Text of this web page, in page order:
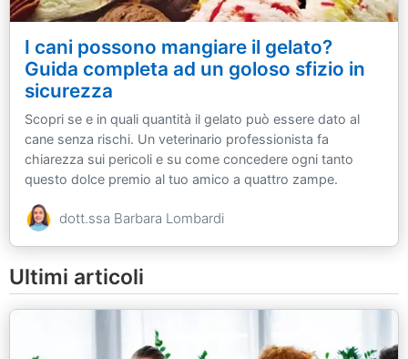
I cani possono mangiare il gelato?
Guida completa ad un goloso sfizio in
sicurezza
Scopri se e in quali quantità il gelato può essere dato al
cane senza rischi. Un veterinario professionista fa
chiarezza sui pericoli e su come concedere ogni tanto
questo dolce premio al tuo amico a quattro zampe.
dott.ssa Barbara Lombardi
Ultimi articoli